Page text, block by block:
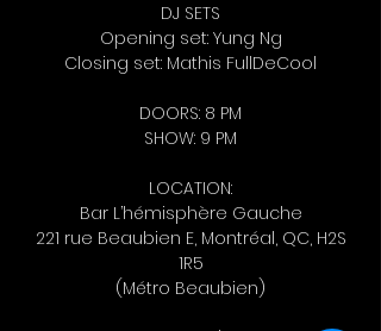
DJ SETS
Opening set: Yung Ng
Closing set: Mathis FullDeCool
DOORS: 8 PM
SHOW: 9 PM
LOCATION:
Bar L’hémisphère Gauche
221 rue Beaubien E, Montréal, QC, H2S
1R5
(Métro Beaubien)